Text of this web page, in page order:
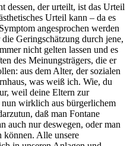
dessen, der urteilt, ist das Urteil
Urteil kann – da es
angesprochen werden
Geringschätzung durch jene,
nicht gelten lassen und es
des Meinungsträgers, die er
aus dem Alter, der sozialen
was weiß ich. Wie, du
weil deine Eltern zur
wirklich aus bürgerlichem
daß man Fontane
auch nur deswegen, oder man
können. Alle unsere